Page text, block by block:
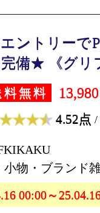
ントリーで
完備★ 《グリ
料無料
4.52点 /
物・ブランド
00:00～